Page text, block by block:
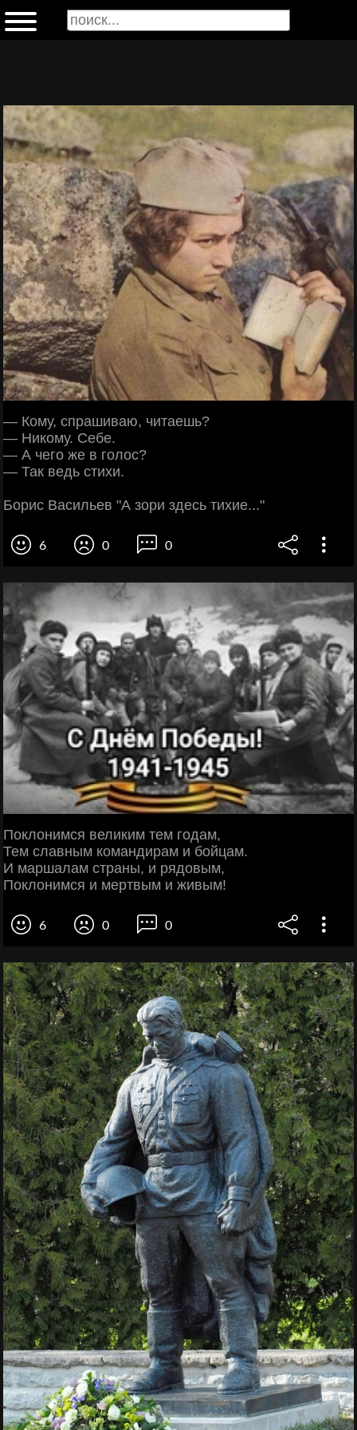
— Кому, спрашиваю, читаешь?
— Никому. Себе.
— А чего же в голос?
— Так ведь стихи.
Борис Васильев "А зори здесь тихие..."
6 0 0
Поклонимся великим тем годам,
Тем славным командирам и бойцам.
И маршалам страны, и рядовым,
Поклонимся и мертвым и живым!
6 0 0